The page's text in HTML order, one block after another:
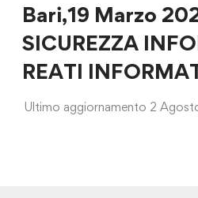
Bari,19 Marzo
SICUREZZA
REATI
Ultimo aggiornamento 2